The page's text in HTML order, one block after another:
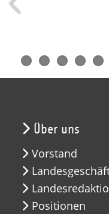
Über uns
Vorstand
Positionen